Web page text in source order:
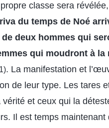
classe sera
du temps de Noé
deux hommes qui
qui moudront à la
. La manifestation et
de leur type. Les tares
et ceux qui la
Il est temps